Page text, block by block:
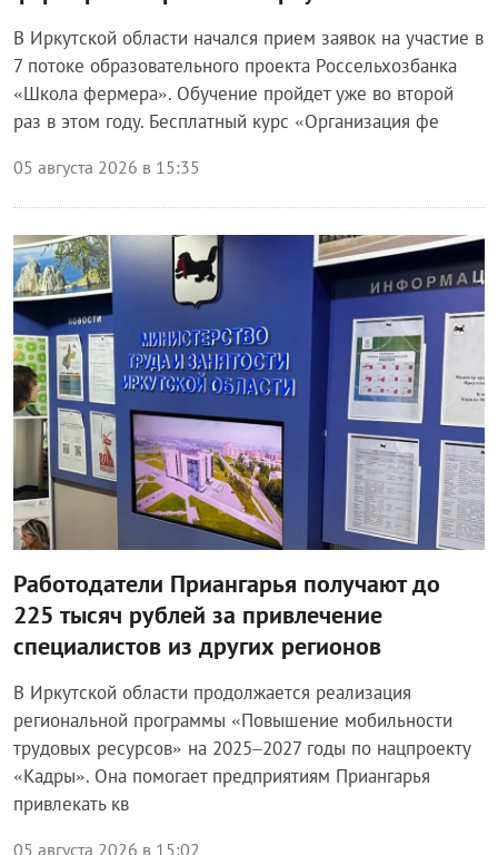
В Иркутской области начался прием заявок на участие в
7 потоке образовательного проекта Россельхозбанка
«Школа фермера». Обучение пройдет уже во второй
раз в этом году. Бесплатный курс «Организация фе
05 августа 2026 в 15:35
Экономика
Работодатели Приангарья получают до
225 тысяч рублей за привлечение
специалистов из других регионов
В Иркутской области продолжается реализация
региональной программы «Повышение мобильности
трудовых ресурсов» на 2025–2027 годы по нацпроекту
«Кадры». Она помогает предприятиям Приангарья
привлекать кв
05 августа 2026 в 15:02